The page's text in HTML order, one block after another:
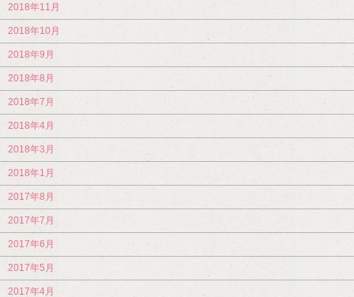
2018年11月
2018年10月
2018年9月
2018年8月
2018年7月
2018年4月
2018年3月
2018年1月
2017年8月
2017年7月
2017年6月
2017年5月
2017年4月